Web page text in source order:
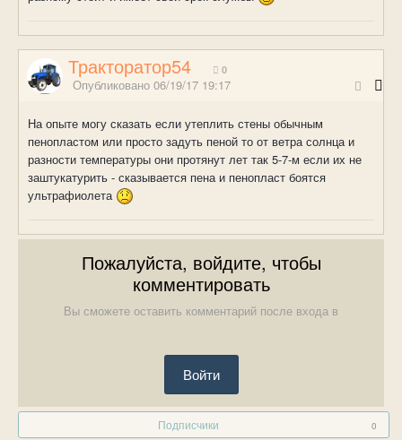
Тракторатор54 0
Опубликовано 06/19/17 19:17
На опыте могу сказать если утеплить стены обычным
пенопластом или просто задуть пеной то от ветра солнца и
разности температуры они протянут лет так 5-7-м если их не
заштукатурить - сказывается пена и пенопласт боятся
ультрафиолета
Пожалуйста, войдите, чтобы
комментировать
Вы сможете оставить комментарий после входа в
Войти
Подписчики 0